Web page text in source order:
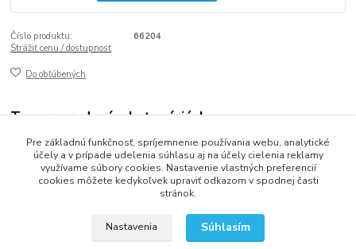
Číslo produktu:
66204
Strážiť cenu / dostupnosť
Do obľúbených
Tovar zaradený v kategóriách
Miešadlá a drink dekorácie
2013 - 2025 LOVITECH, s.r.o. - Už 12 rokov s Vami...
Pre základnú funkčnosť, spríjemnenie používania webu, analytické
účely a v prípade udelenia súhlasu aj na účely cielenia reklamy
využívame súbory cookies. Nastavenie vlastných preferencií
cookies môžete kedykoľvek upraviť odkazom v spodnej časti
stránok.
Nastavenia Súhlasím